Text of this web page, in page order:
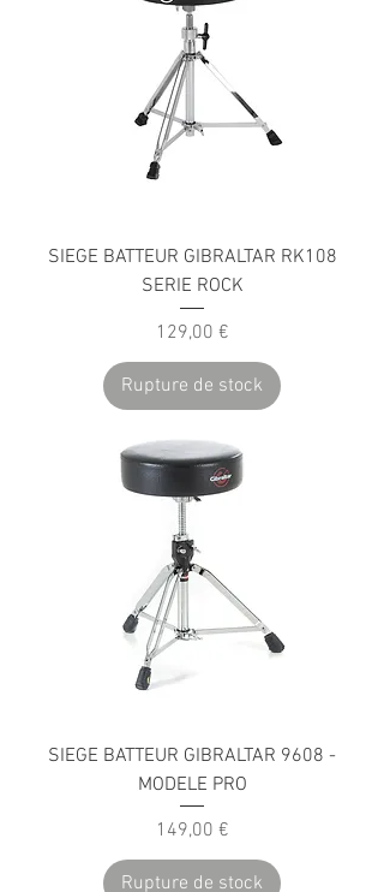
SIEGE BATTEUR GIBRALTAR RK108
SERIE ROCK
Prix
129,00 €
Rupture de stock
SIEGE BATTEUR GIBRALTAR 9608 -
MODELE PRO
Prix
149,00 €
Rupture de stock